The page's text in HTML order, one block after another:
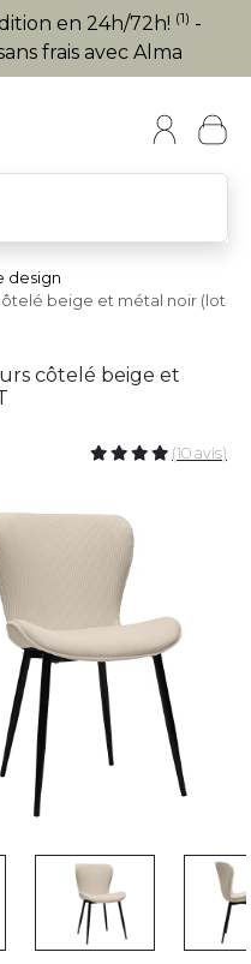
en 24h/72h! (1) -
frais avec Alma
design
beige et métal noir (lot
côtelé beige et
(10 avis)